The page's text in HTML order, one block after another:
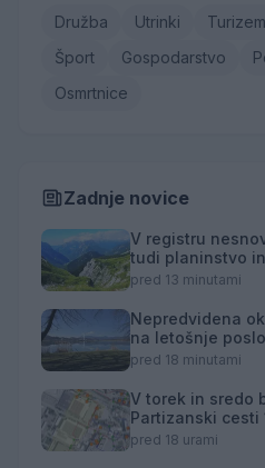
Družba Utrinki Turizem
Šport
Gospodarstvo
Osmrtnice
Zadnje novice
V registru
tudi planinstvo
pred 13 minutami
Nepredvidena
na letošnje
pred 18 minutami
V torek in sredo
Partizanski cesti
toplotne energije
pred 18 urami